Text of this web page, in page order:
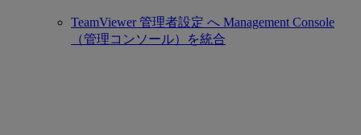
TeamViewer 管理者設定 へ Management Console
（管理コンソール）を統合